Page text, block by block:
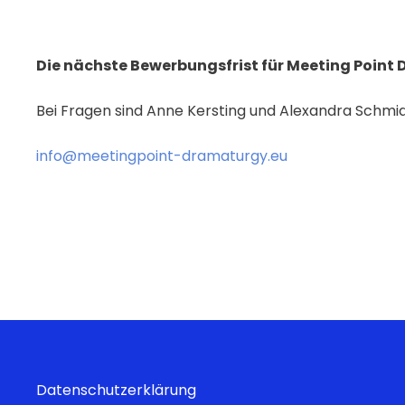
Die nächste Bewerbungsfrist für Meeting Point
Bei Fragen sind Anne Kersting und Alexandra
info@meetingpoint-dramaturgy.eu
Datenschutzerklärung